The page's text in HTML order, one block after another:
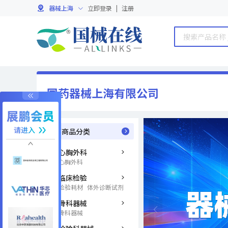
器械上海 立即登录 | 注册
国药器械上海有限公司
全部商品分类
心胸外科
心胸外科
临床检验
检验耗材 体外诊断试剂
骨科器械
骨科器械